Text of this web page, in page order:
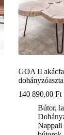
GOA II akácfa
140 890,00Ft
Bútor,
Nappali